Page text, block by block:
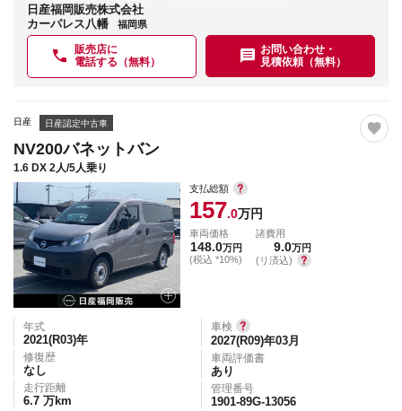
日産福岡販売株式会社
カーパレス八幡
福岡県
販売店に
電話する（無料）
お問い合わせ・
見積依頼（無料）
日産 日産認定中古車
NV200バネットバン
1.6 DX 2人/5人乗り
支払総額
157.0万円
車両価格
148.0万円
(税込 *10%)
諸費用
9.0万円
(リ済込)
年式
2021(R03)年
修復歴
なし
走行距離
6.7 万km
車検
2027(R09)年03月
車両評価書
あり
管理番号
1901-89G-13056